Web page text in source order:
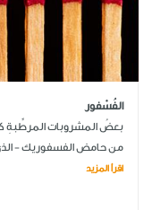
الفُسْفور
بعضُ المشروبات المرطِّبةِ
من حامض الفسفوريك -
اقرأ المزيد